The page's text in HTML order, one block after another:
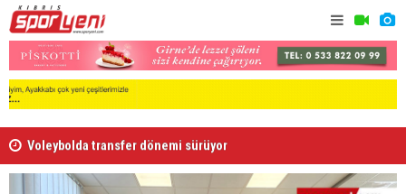
Voleybolda transfer dönemi sürüyor